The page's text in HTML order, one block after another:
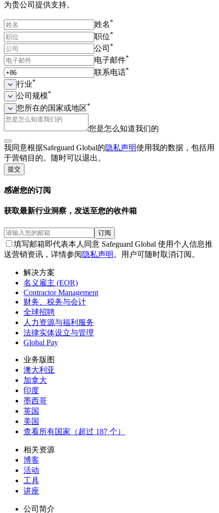
为贵公司提供支持。
姓名*
职位*
公司​ *
电子邮件*
联系电话*
行业*
公司规模*
您所在的国家或地区*
您是怎么知道我们的
我同意根据Safeguard Global的隐私声明使用我的数据，包括用
于营销目的。随时可以退出。
提交
感谢您的订阅
获取最新行业洞察，发送至您的收件箱
订阅
填写邮箱即代表本人同意 Safeguard Global 使用个人信息推
送营销资讯，详情参阅 隐私声明 。用户可随时取消订阅。
解决方案
名义雇主 (EOR)
Contractor Management
财务、税务与会计
全球招聘
人力资源与福利服务
法律实体设立与管理
Global Pay
业务版图
澳大利亚
加拿大
印度
墨西哥
英国
美国
查看所有国家（超过 187 个）
相关资源
博客
活动
工具
讲座
公司简介